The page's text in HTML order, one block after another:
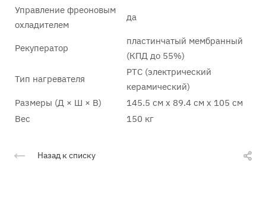
Управление фреоновым
охладителем
да
Рекуператор
пластинчатый мембранный
(КПД до 55%)
Тип нагревателя
PTC (электрический
керамический)
Размеры (Д × Ш × В)
145.5 см x 89.4 см x 105 см
Вес
150 кг
Назад к списку